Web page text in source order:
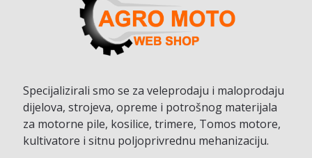
Specijalizirali smo se za veleprodaju i maloprodaju
dijelova, strojeva, opreme i potrošnog materijala
za motorne pile, kosilice, trimere, Tomos motore,
kultivatore i sitnu poljoprivrednu mehanizaciju.